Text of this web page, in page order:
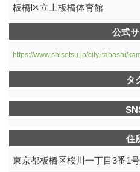
板橋区立上板橋体育館
公式
https://www.shisetsu.jp/city.itabashi/
タ
住
東京都板橋区桜川一丁目3番1号